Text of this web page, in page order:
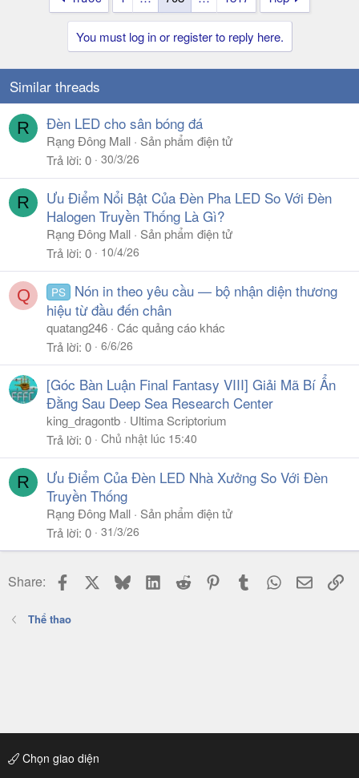
You must log in or register to reply here.
Similar threads
R Đèn LED cho sân bóng đá
Rạng Đông Mall
Sản phẩm điện tử
Trả lời 0 30/3/26
R
Ưu Điểm Nổi Bật Của Đèn Pha LED So Với Đèn
Halogen Truyền Thống Là Gì?
Rạng Đông Mall
Sản phẩm điện tử
Trả lời 0 10/4/26
Q PS
Nón in theo yêu cầu — bộ nhận diện thương
hiệu từ đầu đến chân
quatang246 Các quảng cáo khác
Trả lời 0 6/6/26
[Góc Bàn Luận Final Fantasy VIII] Giải Mã Bí Ẩn
Đằng Sau Deep Sea Research Center
king_dragontb
Ultima Scriptorium
Trả lời 0 Chủ nhật lúc 15:40
R
Ưu Điểm Của Đèn LED Nhà Xưởng So Với Đèn
Truyền Thống
Rạng Đông Mall
Sản phẩm điện tử
Trả lời 0 31/3/26
Share: Facebook BlueskyLinkedIn
Reddit PinterestTumblr WhatsApp
Email
Thể thao
Chọn giao diện